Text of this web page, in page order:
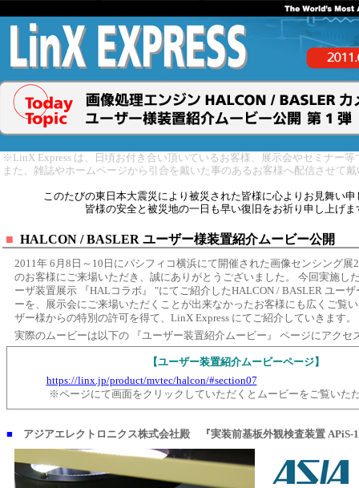
※LinX Express は、日頃お付き合い頂いているお客様、展示会やセミナー等
また、雑誌やホームページから引合を戴いた事のあるお客様へ配信させて
このたびの東日本大震災により被災された皆様に心よりお見舞い申
皆様の安全と被災地の一日も早い復旧をお祈り申し上げま
■ HALCON / BASLER ユーザー様装置紹介ムービー公開
2011年 6月8日～10日にパシフィコ横浜にて開催された画像センシング展
のお客様にご来場いただき、誠にありがとうございました。 今回実施し
ーザ装置展示 『HALコラボ』 "にてご紹介したHALCON / BASLER ユー
ーを、展示会にご来場いただくことが出来なかったお客様にも広くご覧
ザー様からの特別の許可を得て、LinX Express にてご紹介していきます。
実際のムービーは以下の 『ユーザー装置紹介ムービー』 ページにアクセ
【ユーザー装置紹介ムービーページ】
https://linx.jp/product/mvtec/halcon/#section07
※ページにて画面をクリックしていただくとムービーをご覧いた
■ アジアエレクトロニクス株式会社殿 『実装前基板外観検査装置 APiS-